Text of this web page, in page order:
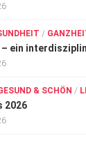
/
– ein
& SCHÖN /
2026